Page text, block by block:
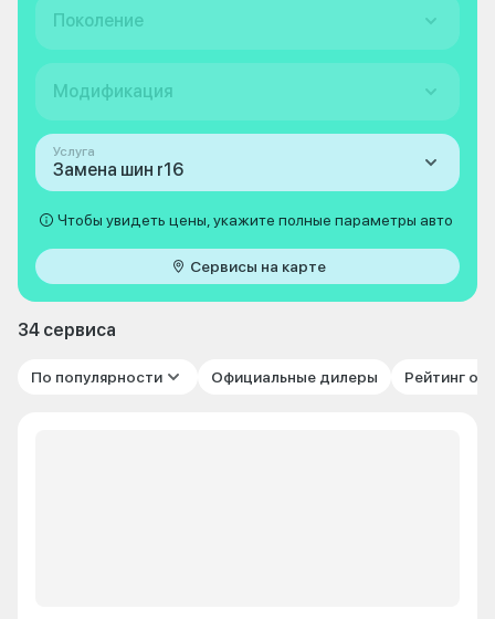
Поколение
Модификация
Услуга
Замена шин r16
Чтобы увидеть цены, укажите полные параметры авто
Сервисы на карте
34 сервиса
По популярности Официальные дилеры Рейтинг